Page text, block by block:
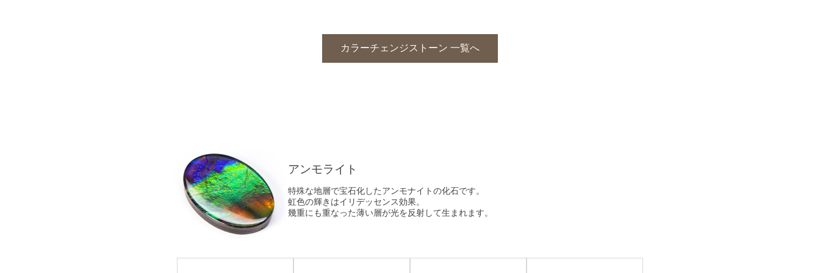
カラーチェンジストーン 一覧へ
アンモライト
特殊な地層で宝石化したアンモナイトの化石です。
虹色の輝きはイリデッセンス効果。
幾重にも重なった薄い層が光を反射して生まれます。